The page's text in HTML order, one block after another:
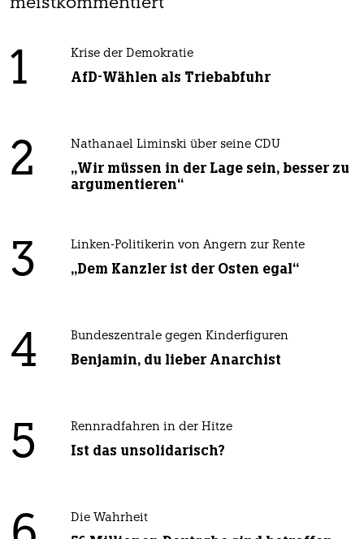
meistkommentiert
1 Krise der Demokratie
AfD-Wählen als Triebabfuhr
2 Nathanael Liminski über seine CDU
„Wir müssen in der Lage sein, besser zu
argumentieren“
3 Linken-Politikerin von Angern zur Rente
„Dem Kanzler ist der Osten egal“
4 Bundeszentrale gegen Kinderfiguren
Benjamin, du lieber Anarchist
5 Rennradfahren in der Hitze
Ist das unsolidarisch?
Die Wahrheit